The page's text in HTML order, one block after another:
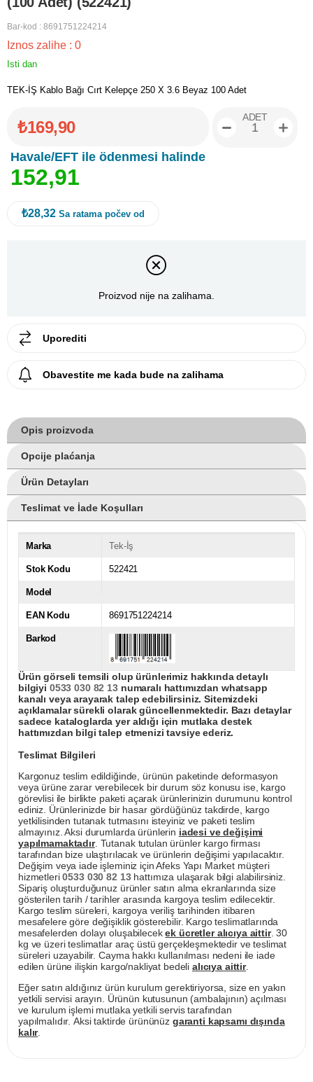
Bar-kod : 8691751224214
Iznos zalihe : 0
Isti dan
TEK-İŞ Kablo Bağı Cırt Kelepçe 250 X 3.6 Beyaz 100 Adet
₺169,90
Havale/EFT ile ödenmesi halinde
152,91
ADET
₺28,32 Sa ratama počev od
Proizvod nije na zalihama.
Uporediti
Obavestite me kada bude na zalihama
Opis proizvoda
Opcije plaćanja
Ürün Detayları
Teslimat ve İade Koşulları
Marka Tek-İş
Stok Kodu 522421
Model
EAN Kodu 8691751224214
Barkod
Ürün görseli temsili olup ürünlerimiz hakkında detaylı
bilgiyi 0533 030 82 13numaralı hattımızdan whatsapp
kanalı veya arayarak talep edebilirsiniz. Sitemizdeki
açıklamalar sürekli olarak güncellenmektedir. Bazı detaylar
sadece kataloglarda yer aldığı için mutlaka destek
hattımızdan bilgi talep etmenizi tavsiye ederiz.
Teslimat Bilgileri
Kargonuz teslim edildiğinde, ürünün paketinde deformasyon
veya ürüne zarar verebilecek bir durum söz konusu ise, kargo
görevlisi ile birlikte paketi açarak ürünlerinizin durumunu kontrol
ediniz. Ürünlerinizde bir hasar gördüğünüz takdirde, kargo
yetkilisinden tutanak tutmasını isteyiniz ve paketi teslim
almayınız. Aksi durumlarda ürünlerin iadesi ve değişimi
yapılmamaktadır. Tutanak tutulan ürünler kargo firması
tarafından bize ulaştırılacak ve ürünlerin değişimi yapılacaktır.
Değişim veya iade işleminiz için Afeks Yapı Market müşteri
hizmetleri0533 030 82 13hattımıza ulaşarak bilgi alabilirsiniz.
Sipariş oluşturduğunuz ürünler satın alma ekranlarında size
gösterilen tarih / tarihler arasında kargoya teslim edilecektir.
Kargo teslim süreleri, kargoya veriliş tarihinden itibaren
mesafelere göre değişiklik gösterebilir. Kargo teslimatlarında
mesafelerden dolayı oluşabilecekek ücretler alıcıya aittir. 30
kg ve üzeri teslimatlar araç üstü gerçekleşmektedir ve teslimat
süreleri uzayabilir. Cayma hakkı kullanılması nedeni ile iade
edilen ürüne ilişkin kargo/nakliyat bedeli alıcıya aittir.
Eğer satın aldığınız ürün kurulum gerektiriyorsa, size en yakın
yetkili servisi arayın. Ürünün kutusunun (ambalajının) açılması
ve kurulum işlemi mutlaka yetkili servis tarafından
yapılmalıdır. Aksi taktirde ürününüz garanti kapsamı dışında
kalır.